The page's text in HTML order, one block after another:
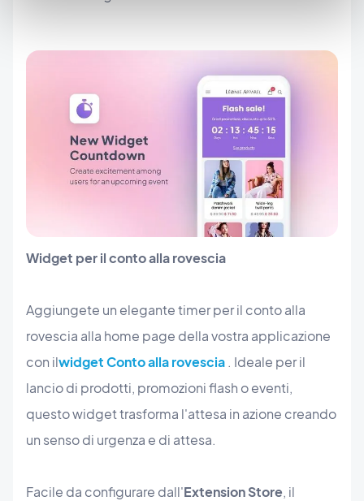
Widget per il conto alla rovescia
Aggiungete un elegante timer per il conto alla
rovescia alla home page della vostra applicazione
con ilwidget Conto alla rovescia . Ideale per il
lancio di prodotti, promozioni flash o eventi,
questo widget trasforma l'attesa in azione creando
un senso di urgenza e di attesa.
Facile da configurare dall'Extension Store, il